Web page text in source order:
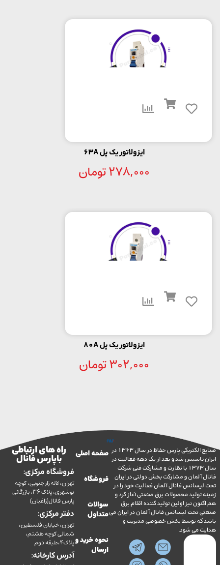
ایزولاتور یک پل 63A
278,000تومان
ایزولاتور یک پل 80A
302,000تومان
صنایع الکتریکی پارس حفاظ در سال 1363 در
شد و بعد از یک دهه فعالیت در
سال 1373 با نظارت و مشارکت فنی شرکت
و مشارکت بخش دولتی در ایران
فانال آلمان فعالیت خود را در
محصولات برق صنعتی آغاز کرد و
نیز اولین تولید کننده اقلام برق
لیسانس فانال آلمان در ایران می
توسط بخش خصوصی مدیریت و
می شود.
صفحه اصلی
فروشگاه
سوالات
متداول
نحوه خرید و
راه های ارتباطی
با پارس فانال
فروشگاه مرکزی:
تهران، لاله زار جنوبی، کوچه
بوشهری، پلاک 36، بازرگانی
پارس فانال(زاغیان)
دفتر مرکزی:
تهران، خیابان فلسطین،
شمالی کوچه هشتم،
پلاک4،طبقه دوم
آدرس کارخانه: